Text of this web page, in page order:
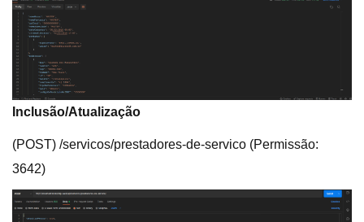
Inclusão/Atualização
(POST) /servicos/prestadores-de-servico (Permissão:
3642)